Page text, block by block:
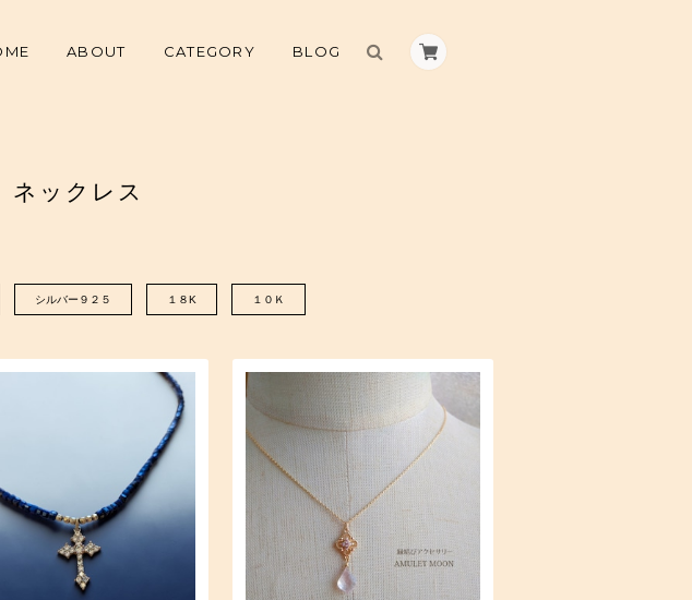
ABOUT CATEGORY BLOG
ネックレス
シルバー９２５ １８K １０Ｋ